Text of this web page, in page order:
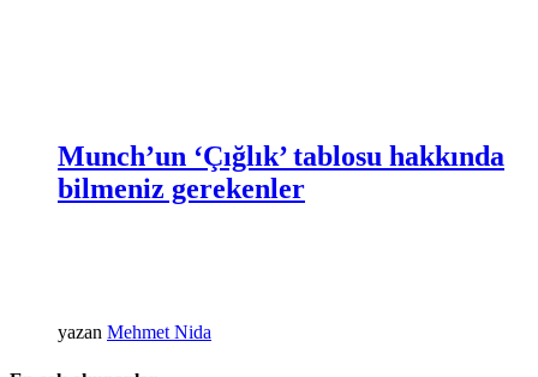
Munch’un ‘Çığlık’ tablosu hakkında
bilmeniz gerekenler
yazan Mehmet Nida